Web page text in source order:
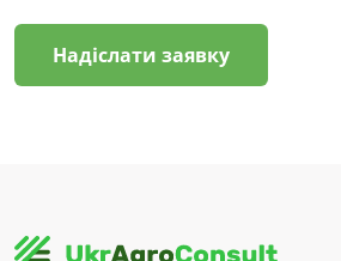
Надіслати заявку